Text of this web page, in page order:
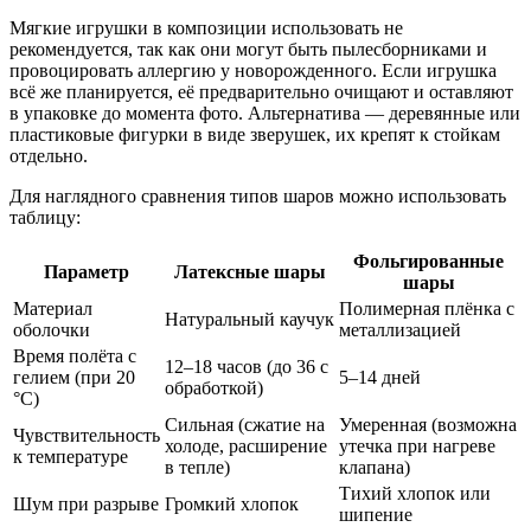
Мягкие игрушки в композиции использовать не
рекомендуется, так как они могут быть пылесборниками и
провоцировать аллергию у новорожденного. Если игрушка
всё же планируется, её предварительно очищают и оставляют
в упаковке до момента фото. Альтернатива — деревянные или
пластиковые фигурки в виде зверушек, их крепят к стойкам
отдельно.
Для наглядного сравнения типов шаров можно использовать
таблицу:
Параметр Латексные шары
Фольгированные
шары
Материал
оболочки
Натуральный каучук
Полимерная плёнка с
металлизацией
Время полёта с
гелием (при 20
°C)
12–18 часов (до 36 с
обработкой)
5–14 дней
Чувствительность
к температуре
Сильная (сжатие на
холоде, расширение
в тепле)
Умеренная (возможна
утечка при нагреве
клапана)
Шум при разрыве Громкий хлопок
Тихий хлопок или
шипение